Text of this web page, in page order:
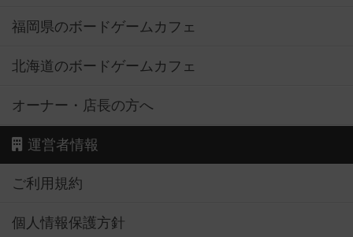
福岡県のボードゲームカフェ
北海道のボードゲームカフェ
オーナー・店長の方へ
運営者情報
ご利用規約
個人情報保護方針